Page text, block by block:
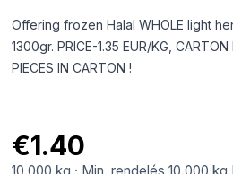
Offering frozen Halal WHOLE light
1300gr. PRICE-1.35 EUR/KG,
PIECES IN CARTON !
€1.40